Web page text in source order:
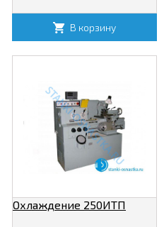
В корзину
Охлаждение 250ИТП